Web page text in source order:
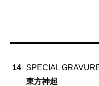
14
SPECIAL
東方神起